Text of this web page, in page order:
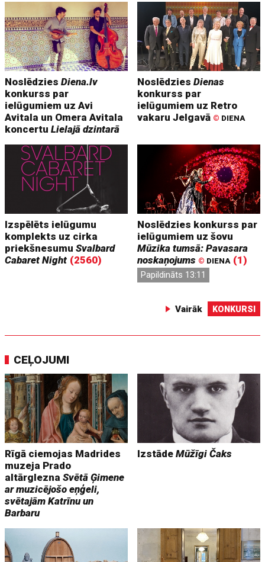
NoslēdziesDiena.lv
konkurss par
ielūgumiem uz Avi
Avitala un Omera Avitala
koncertuLielajā dzintarā
NoslēdziesDienas
konkurss par
ielūgumiem uz Retro
vakaru Jelgavā © DIENA
Izspēlēts ielūgumu
komplekts uz cirka
priekšnesumuSvalbard
Cabaret Night (2560)
Noslēdzies konkurss par
ielūgumiem uz šovu
Mūzika tumsā: Pavasara
noskaņojums © DIENA (1)
Papildināts 13:11
Vairāk KONKURSI
CEĻOJUMI
Rīgā ciemojas Madrides
muzeja Prado
altārgleznaSvētā Ģimene
ar muzicējošo eņģeli,
svētajām Katrīnu un
Barbaru
IzstādeMūžīgi Čaks